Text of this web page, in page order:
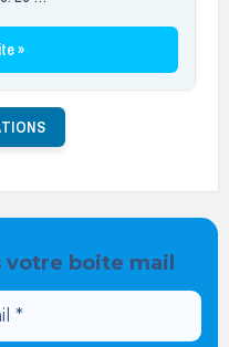
»
votre boite mail